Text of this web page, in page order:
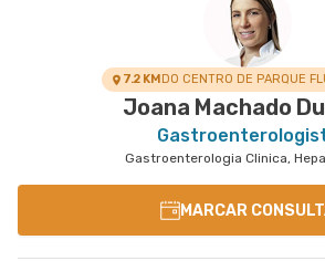
7.2 KMDO CENTRO DE PARQUE
Joana Machado
Gastroenterologia Clinica,
MARCAR